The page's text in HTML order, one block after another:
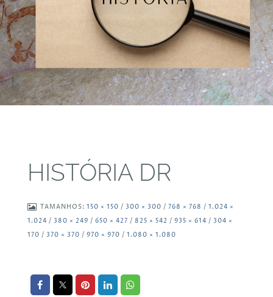
HISTÓRIA DR
TAMANHOS: 150 × 150 / 300 × 300 / 768 × 768 / 1.024 ×
1.024 / 380 × 249 / 650 × 427 / 825 × 542 / 935 × 614 / 304 ×
170 / 370 × 370 / 970 × 970 / 1.080 × 1.080